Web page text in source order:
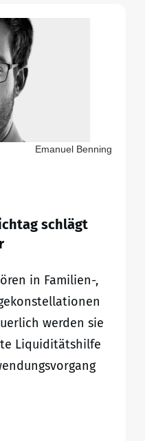
Emanuel Benning
schlägt
in Familien-,
werden sie
Liquiditätshilfe